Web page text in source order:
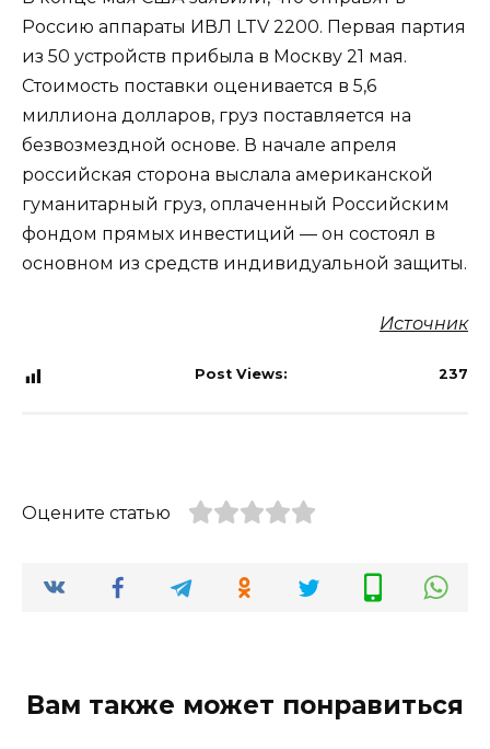
Россию аппараты ИВЛ LTV 2200. Первая партия
из 50 устройств прибыла в Москву 21 мая.
Стоимость поставки оценивается в 5,6
миллиона долларов, груз поставляется на
безвозмездной основе. В начале апреля
российская сторона выслала американской
гуманитарный груз, оплаченный Российским
фондом прямых инвестиций — он состоял в
основном из средств индивидуальной защиты.
Источник
Post Views: 237
Оцените статью
Вам также может понравиться